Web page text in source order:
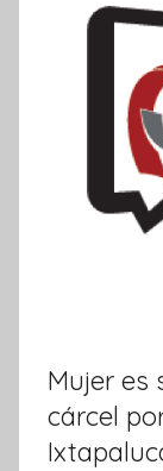
Mujer es
cárcel